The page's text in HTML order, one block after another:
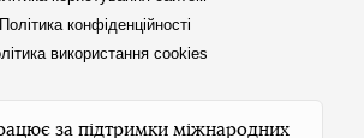
Політика конфіденційності
використання cookies
за підтримки міжнародних